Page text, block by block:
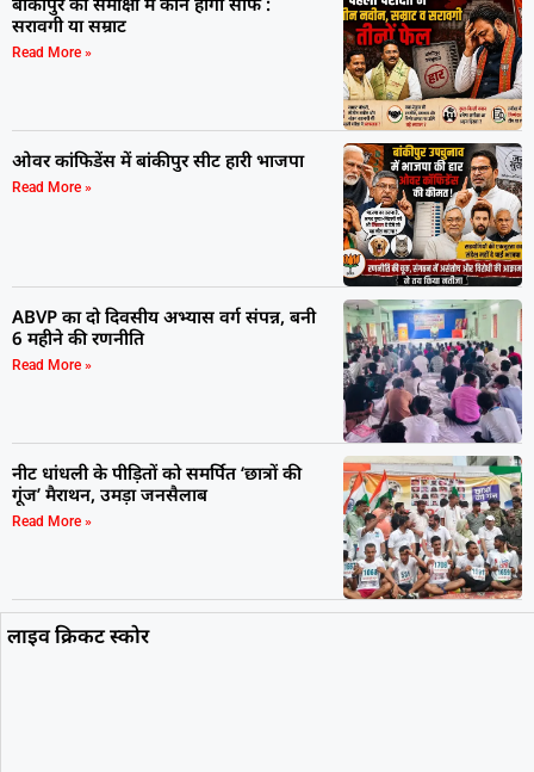
सरावगी या सम्राट
Read More »
ओवर कांफिडेंस में बांकीपुर सीट हारी भाजपा
Read More »
ABVP का दो दिवसीय अभ्यास वर्ग संपन्न, बनी
6 महीने की रणनीति
Read More »
नीट धांधली के पीड़ितों को समर्पित ‘छात्रों की
गूंज’ मैराथन, उमड़ा जनसैलाब
Read More »
लाइव क्रिकट स्कोर